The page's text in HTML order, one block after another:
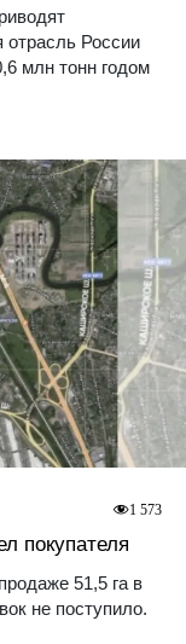
отрасль России
млн тонн годом
покупателя
51,5 га в
не поступило.
1 573